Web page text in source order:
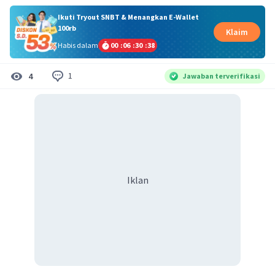
Ikuti Tryout SNBT & Menangkan E-Wallet
100rb
Habis dalam
00 :06 :30 :37
Klaim
4 1 Jawaban terverifikasi
Iklan